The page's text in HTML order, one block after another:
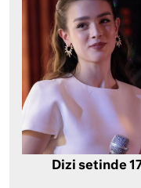
Dizi setinde